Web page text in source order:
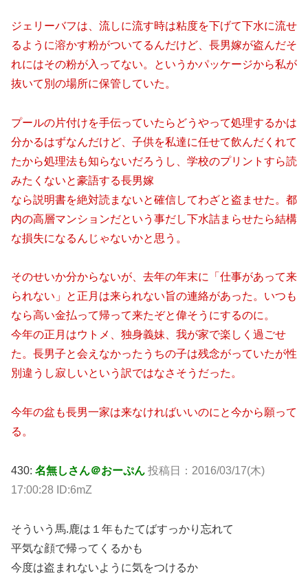
ジェリーバフは、流しに流す時は粘度を下げて下水に流せ
るように溶かす粉がついてるんだけど、長男嫁が盗んだそ
れにはその粉が入ってない。というかパッケージから私が
抜いて別の場所に保管していた。
プールの片付けを手伝っていたらどうやって処理するかは
分かるはずなんだけど、子供を私達に任せて飲んだくれて
たから処理法も知らないだろうし、学校のプリントすら読
みたくないと豪語する長男嫁
なら説明書を絶対読まないと確信してわざと盗ませた。都
内の高層マンションだという事だし下水詰まらせたら結構
な損失になるんじゃないかと思う。
そのせいか分からないが、去年の年末に「仕事があって来
られない」と正月は来られない旨の連絡があった。いつも
なら高い金払って帰って来たぞと偉そうにするのに。
今年の正月はウトメ、独身義妹、我が家で楽しく過ごせ
た。長男子と会えなかったうちの子は残念がっていたが性
別違うし寂しいという訳ではなさそうだった。
今年の盆も長男一家は来なければいいのにと今から願って
る。
430: 名無しさん＠おーぷん 投稿日：2016/03/17(木)
17:00:28 ID:6mZ
そういう馬.鹿は１年もたてばすっかり忘れて
平気な顔で帰ってくるかも
今度は盗まれないように気をつけるか